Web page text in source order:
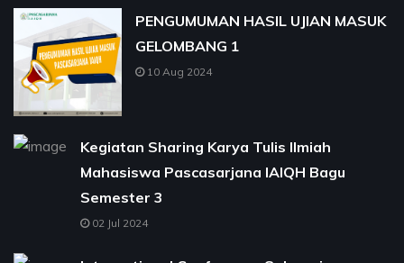
PENGUMUMAN HASIL UJIAN MASUK
GELOMBANG 1
10 Aug 2024
Kegiatan Sharing Karya Tulis Ilmiah
Mahasiswa Pascasarjana IAIQH Bagu
Semester 3
02 Jul 2024